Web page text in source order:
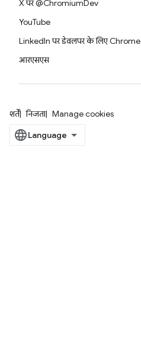
X पर @ChromiumDev
YouTube
LinkedIn पर डेवलपर के लिए Chrome
आरएसएस
शर्तें निजता Manage cookies